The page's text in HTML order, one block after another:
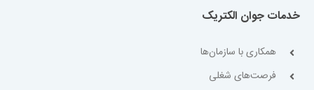
خدمات جوان الکتریک
همکاری با سازمان‌ها
فرصت‌های شغلی